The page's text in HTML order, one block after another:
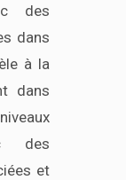
des
dans
à la
dans
des
et